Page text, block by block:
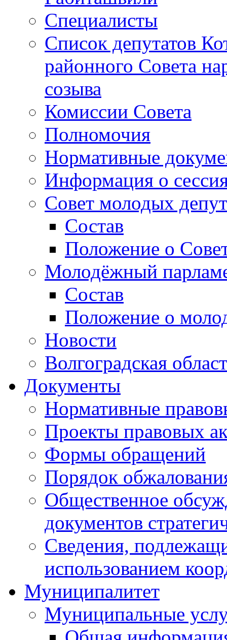
Специалисты
Список депутатов
районного Совета
созыва
Комиссии Совета
Полномочия
Нормативные
Информация о
Совет молодых
Состав
Положение о
Молодёжный
Состав
Положение о
Новости
Волгоградская
Документы
Нормативные
Проекты правовых
Формы обращений
Порядок
Общественное
документов
Сведения,
использованием
Муниципалитет
Муниципальные